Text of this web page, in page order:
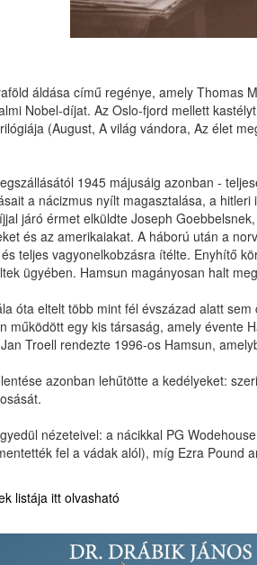
áldása című regénye, amely Thomas
Nobel-díjat. Az Oslo-fjord mellett
(August, A világ vándora, Az élet
1945 májusáig azonban -
a nácizmus nyílt magasztalása, a
járó érmet elküldte Joseph
és az amerikaiakat. A háború után a
teljes vagyonelkobzásra ítélte. Enyhítő
ügyében. Hamsun magányosan halt
óta eltelt több mint fél évszázad alatt
működött egy kis társaság, amely évente
Troell rendezte 1996-os Hamsun,
azonban lehűtötte a kedélyeket:
nézeteivel: a nácikkal PG
fel a vádak alól), míg Ezra Pound
listája itt olvasható